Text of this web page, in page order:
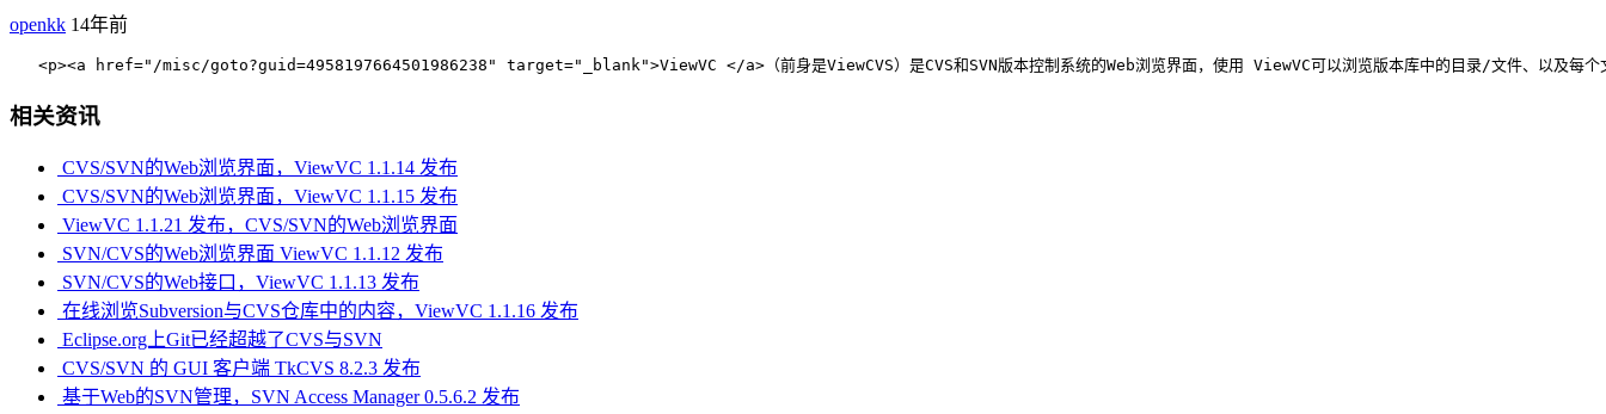
openkk 14年前
<p><a href="/misc/goto?guid=4958197664501986238" target="_blank">ViewVC </a>（前身是ViewCVS）是CVS和SVN版本控制系统的Web浏览界面，使用 ViewVC可以浏览版本库中的目录
相关资讯
CVS/SVN的Web浏览界面，ViewVC 1.1.14 发布
CVS/SVN的Web浏览界面，ViewVC 1.1.15 发布
ViewVC 1.1.21 发布，CVS/SVN的Web浏览界面
SVN/CVS的Web浏览界面 ViewVC 1.1.12 发布
SVN/CVS的Web接口，ViewVC 1.1.13 发布
在线浏览Subversion与CVS仓库中的内容，ViewVC 1.1.16 发布
Eclipse.org上Git已经超越了CVS与SVN
CVS/SVN 的 GUI 客户端 TkCVS 8.2.3 发布
基于Web的SVN管理，SVN Access Manager 0.5.6.2 发布